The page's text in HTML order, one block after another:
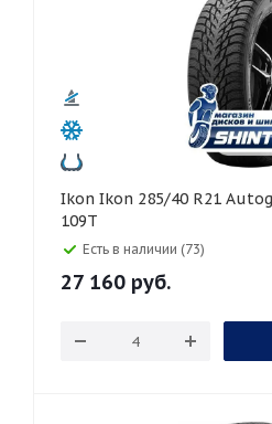
Ikon Ikon 285/40 R21 Autograph Snow 3 SUV
109T
Есть в наличии (73)
27 160 руб.